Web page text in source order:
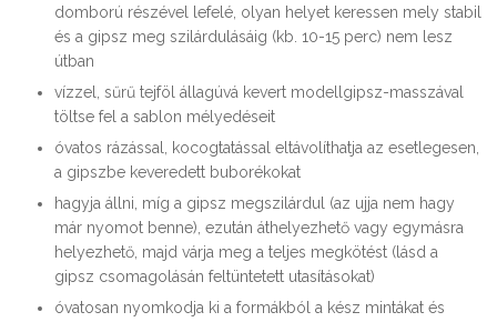
domború részével lefelé, olyan helyet keressen mely stabil
és a gipsz meg szilárdulásáig (kb. 10-15 perc) nem lesz
útban
vízzel, sűrű tejföl állagúvá kevert modellgipsz-masszával
töltse fel a sablon mélyedéseit
óvatos rázással, kocogtatással eltávolíthatja az esetlegesen,
a gipszbe keveredett buborékokat
hagyja állni, míg a gipsz megszilárdul (az ujja nem hagy
már nyomot benne), ezután áthelyezhető vagy egymásra
helyezhető, majd várja meg a teljes megkötést (lásd a
gipsz csomagolásán feltüntetett utasításokat)
óvatosan nyomkodja ki a formákból a kész mintákat és